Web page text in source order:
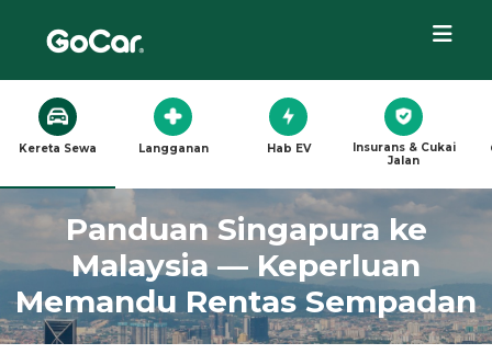
Kereta Sewa Langganan Hab EV
Insurans & Cukai
Jalan
Panduan Singapura ke
Malaysia — Keperluan
Memandu Rentas Sempadan